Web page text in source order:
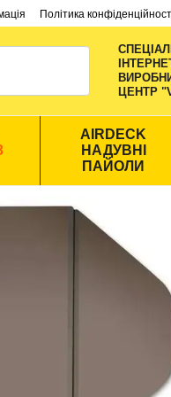
Політика
ЦЕНТР
AIRDECK
НАДУВНІ
ПАЙОЛИ